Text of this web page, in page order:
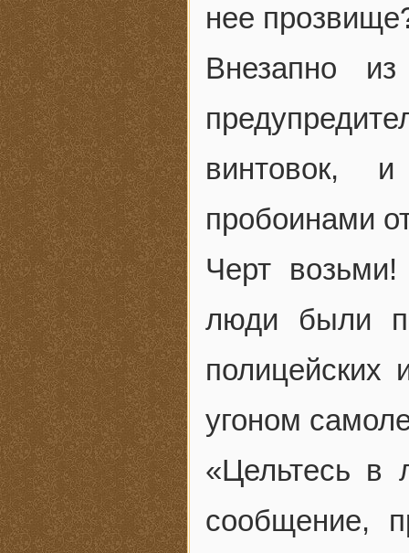
нее
Внезапно
винтовок,
пробоинами
Черт
люди были
полицейских
угоном
«Цельтесь в
сообщение,